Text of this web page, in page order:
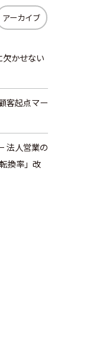
アーカイブ
かせない
客起点マー
法人営業の
換率」改